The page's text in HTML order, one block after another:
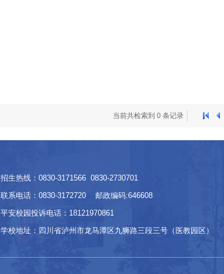
当前共检索到 0 条记录
招生热线：0830-3171566 0830-2730701
联系电话：0830-3172720 邮政编码:646608
平安校园投诉电话：18121970861
学校地址：四川省泸州市龙马潭区九狮路三段三号（医教园区）